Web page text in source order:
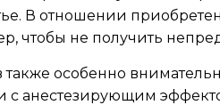
В отношении
чтобы не получить
также особенно
с анестезирующим